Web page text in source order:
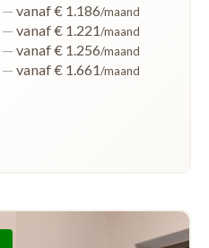
— vanaf € 1.186/maand
— vanaf € 1.221/maand
— vanaf € 1.256/maand
— vanaf € 1.661/maand